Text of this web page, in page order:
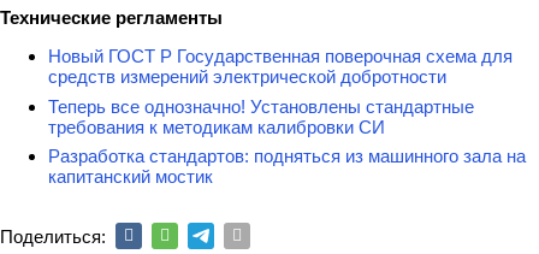
Технические регламенты
Новый ГОСТ Р Государственная поверочная схема для
средств измерений электрической добротности
Теперь все однозначно! Установлены стандартные
требования к методикам калибровки СИ
Разработка стандартов: подняться из машинного зала на
капитанский мостик
Поделиться: